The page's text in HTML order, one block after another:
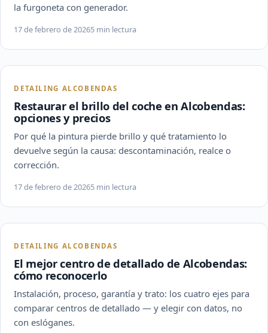
la furgoneta con generador.
17 de febrero de 20265 min lectura
DETAILING ALCOBENDAS
Restaurar el brillo del coche en Alcobendas:
opciones y precios
Por qué la pintura pierde brillo y qué tratamiento lo
devuelve según la causa: descontaminación, realce o
corrección.
17 de febrero de 20265 min lectura
DETAILING ALCOBENDAS
El mejor centro de detallado de Alcobendas:
cómo reconocerlo
Instalación, proceso, garantía y trato: los cuatro ejes para
comparar centros de detallado — y elegir con datos, no
con eslóganes.